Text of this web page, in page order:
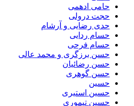
حامی ادهمی
حجت درولی
حدی رضایی و آرشام
حسام ردایی
حسام فرحی
حسن برزگری و محمد عالی
حسن رضائیان
حسن گوهری
حسین
حسین استیری
حسین تیموری